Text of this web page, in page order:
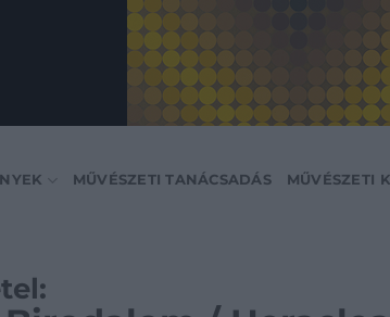
MŰVÉSZETI TANÁCSADÁS MŰVÉSZETI